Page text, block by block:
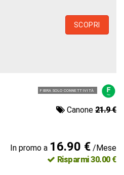
SCOPRI
FIBRA SOLO CONNETTIVITÀ
Canone 21.9 €
In promo a 16.90 €/Mese
Risparmi 30.00 €